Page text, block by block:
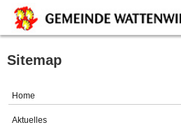
Home
Gemeinde
Sitemap
Home
Aktuelles